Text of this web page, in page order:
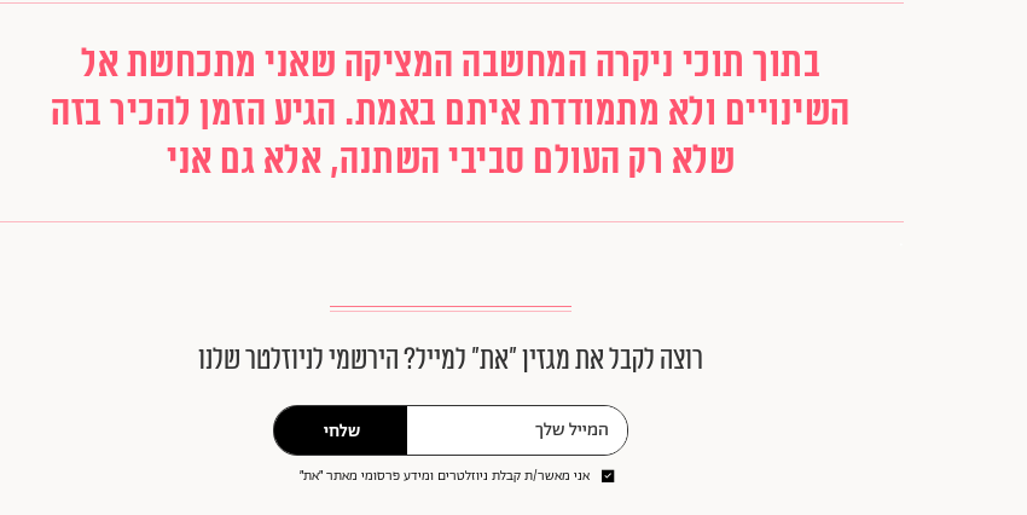
בתוך תוכי ניקרה המחשבה המציקה שאני מתכחשת אל
השינויים ולא מתמודדת איתם באמת. הגיע הזמן להכיר בזה
שלא רק העולם סביבי השתנה, אלא גם אני
רוצה לקבל את מגזין ״את״ למייל? הירשמי לניוזלטר שלנו
שלחי
אני מאשר/ת קבלת ניוזלטרים ומידע פרסומי מאתר ״את״